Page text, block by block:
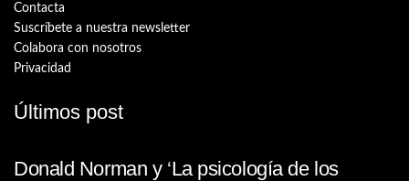
Contacta
Suscríbete a nuestra newsletter
Colabora con nosotros
Privacidad
Últimos post
Donald Norman y ‘La psicología de los